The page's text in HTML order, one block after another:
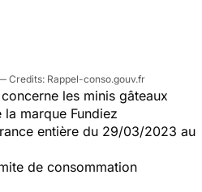
Rappel-conso.gouv.fr
les minis gâteaux
marque Fundiez
entière du 29/03/2023 au
de consommation